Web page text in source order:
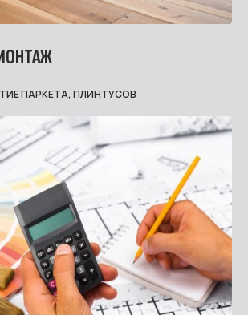
ПАРКЕТА, ПЛИНТУСОВ